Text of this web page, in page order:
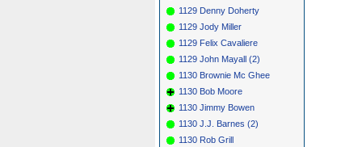
1129 Denny Doherty
1129 Jody Miller
1129 Felix Cavaliere
1129 John Mayall (2)
1130 Brownie Mc Ghee
1130 Bob Moore
1130 Jimmy Bowen
1130 J.J. Barnes (2)
1130 Rob Grill